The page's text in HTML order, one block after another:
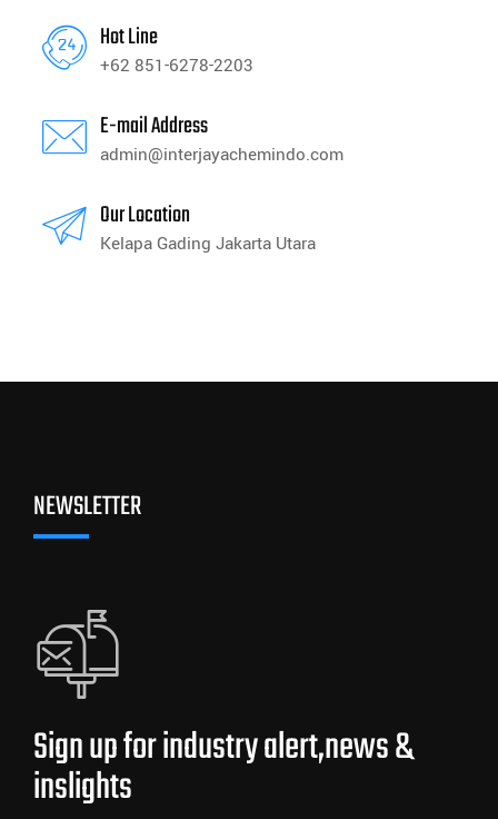
Hot Line
+62 851-6278-2203
E-mail Address
admin@interjayachemindo.com
Our Location
Kelapa Gading Jakarta Utara
NEWSLETTER
Sign up for industry alert,news &
inslights